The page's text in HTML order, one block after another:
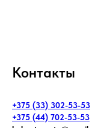
Контакты
+375 (33) 302-53-53
+375 (44) 702-53-53